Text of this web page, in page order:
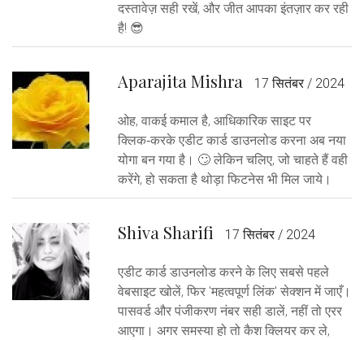
दस्तावेज़ सही रखें, और जीत आपका इंतज़ार कर रही
है! 😎
Aparajita Mishra 17 सितंबर / 2024
ओह, वाकई कमाल है, आधिकारिक साइट पर
क्लिक‑करके एडीट कार्ड डाउनलोड करना अब नया
योगा बन गया है। 🙄 लेकिन चलिए, जो चाहते हैं वही
करेंगे, हो सकता है थोड़ा फिटनेस भी मिल जाये।
Shiva Sharifi 17 सितंबर / 2024
एडीट कार्ड डाउनलोड करने के लिए सबसे पहले
वेबसाइट खोलें, फिर 'महत्वपूर्ण लिंक' सेक्शन में जाएँ।
पासवर्ड और पंजीकरण नंबर सही डालें, नहीं तो एरर
आएगा। अगर समस्या हो तो कैश क्लियर कर ले,